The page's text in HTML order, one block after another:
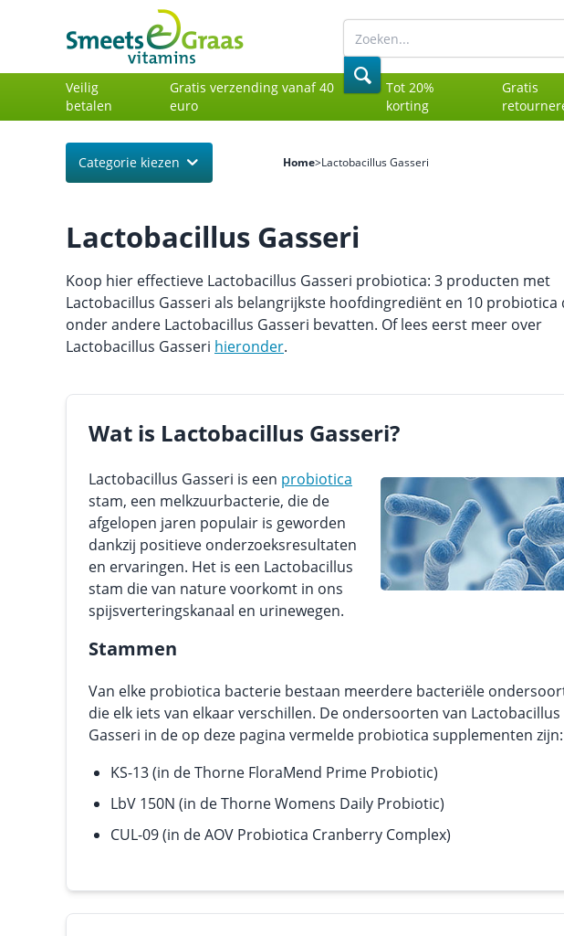
Veilig
betalen
Gratis verzending vanaf 40
euro
Tot 20%
korting
Gratis
Categorie kiezen Home>Lactobacillus Gasseri
Lactobacillus Gasseri
Koop hier effectieve Lactobacillus Gasseri probiotica: 3 producten met
Lactobacillus Gasseri als belangrijkste hoofdingrediënt en 10 probiotica
onder andere Lactobacillus Gasseri bevatten. Of lees eerst meer over
Lactobacillus Gasseri hieronder.
Wat is Lactobacillus Gasseri?
Lactobacillus Gasseri is een probiotica
stam, een melkzuurbacterie, die de
afgelopen jaren populair is geworden
dankzij positieve onderzoeksresultaten
en ervaringen. Het is een Lactobacillus
stam die van nature voorkomt in ons
spijsverteringskanaal en urinewegen.
Stammen
Van elke probiotica bacterie bestaan meerdere bacteriële
die elk iets van elkaar verschillen. De ondersoorten van Lactobacillus
Gasseri in de op deze pagina vermelde probiotica supplementen zijn:
KS-13 (in de Thorne FloraMend Prime Probiotic)
LbV 150N (in de Thorne Womens Daily Probiotic)
CUL-09 (in de AOV Probiotica Cranberry Complex)